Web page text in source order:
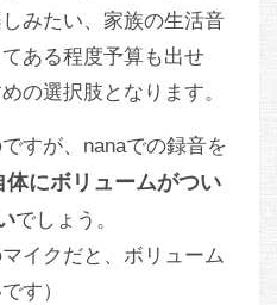
みたい、家族の生活音
ある程度予算も出せ
の選択肢となります。
すが、nanaでの録音を
体にボリュームがつい
でしょう。
イクだと、ボリューム
す）